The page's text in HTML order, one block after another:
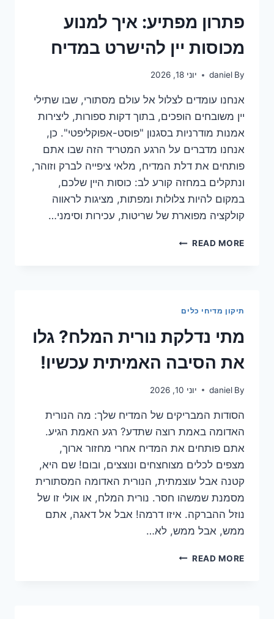
מיד?
פתרון מפתיע: איך למנוע
מכוסות יין להישרט במדיח
By
daniel יוני 18, 2026
אנחנו עומדים לצלול אל עולם מסתורי, שבו שתילי
יין משובחים הופכים, בתוך דקות ספורות, ליצירות
אמנות מודרניות בסגנון "פוסט-אפוקליפטי". כן,
אנחנו מדברים על הרגע המטריד הזה שבו אתם
פותחים את דלת המדיח, מלאי ציפייה לברק וזוהר,
ונתקלים במחזה קורע לב: כוסות היין שלכם,
במקום להיות צלולות ומפתות, מציגות לראווה
קולקציה מפוארת של שריטות, עכירות וסימני…
READ MOREפתרון
במדיח
תיקון מדיחי כלים
מתי נדלקת נורית המלח? גלו
את הסיבה האמיתית עכשיו!
By
daniel יוני 10, 2026
הסודות המבריקים של המדיח שלך: מה הנורית
האדומה באמת רוצה שתדע? רגע האמת הגיע.
אתם פותחים את המדיח אחרי מחזור ארוך,
מצפים לכלים מצוחצחים ונוצצים, ובום! שם היא,
קטנה אבל עוצמתית, הנורית האדומה המסתורית
מסמנת שמשהו חסר. נורית המלח, או אולי זו של
נוזל ההברקה. איזו דרמה! אבל אל דאגה, אתם
ממש, אבל ממש, לא…
READ MOREמתי